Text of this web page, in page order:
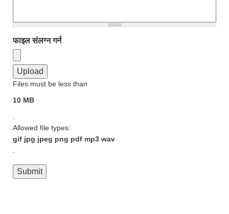
फाइल संलग्न गर्न
Files must be less than
10 MB
Allowed file types:
gif jpg jpeg png pdf mp3 wav